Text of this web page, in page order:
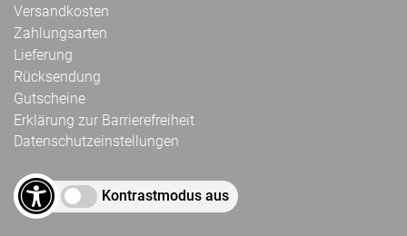
Versandkosten
Zahlungsarten
Lieferung
Rücksendung
Gutscheine
Erklärung zur Barrierefreiheit
Datenschutzeinstellungen
Kontrastmodus aus